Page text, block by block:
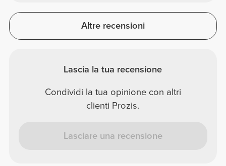
Altre recensioni
Lascia la tua recensione
Condividi la tua opinione con altri
clienti Prozis.
Lasciare una recensione